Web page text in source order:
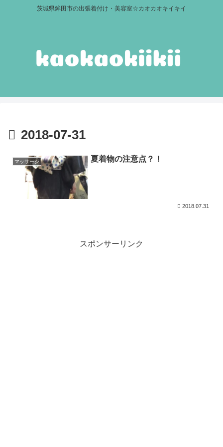
茨城県鉾田市の出張着付け・美容室☆カオカオキイキイ
2018-07-31
マッサージ 夏着物の注意点？！
2018.07.31
スポンサーリンク